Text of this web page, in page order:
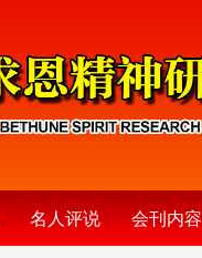
名人评说 会刊内容